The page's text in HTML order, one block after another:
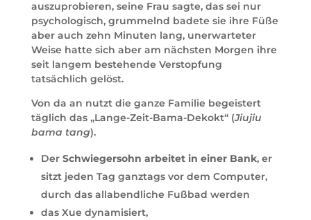
auszuprobieren, seine Frau sagte, das sei nur
psychologisch, grummelnd badete sie ihre Füße
aber auch zehn Minuten lang, unerwarteter
Weise hatte sich aber am nächsten Morgen ihre
seit langem bestehende Verstopfung
tatsächlich gelöst.
Von da an nutzt die ganze Familie begeistert
täglich das „Lange-Zeit-Bama-Dekokt“ (Jiujiu
bama tang).
Der Schwiegersohn arbeitet in einer Bank, er
sitzt jeden Tag ganztags vor dem Computer,
durch das allabendliche Fußbad werden
das Xue dynamisiert,